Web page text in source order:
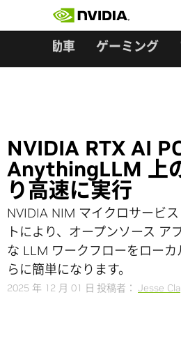
自動車 ゲーミング
NVIDIA RTX AI PC
AnythingLLM 上
り高速に実行
NVIDIA NIM マイクロサービ
トにより、オープンソース ア
な LLM ワークフローをロー
らに簡単になります。
2025 年 12 月 01 日 投稿者： Jesse